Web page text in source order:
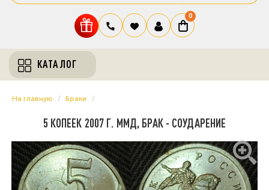
0
КАТАЛОГ
На главную Браки
5 КОПЕЕК 2007 Г. ММД, БРАК - СОУДАРЕНИЕ